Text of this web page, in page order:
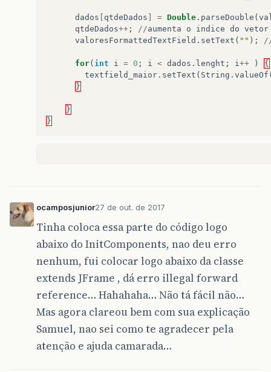
dados [ qtdeDados ] = Double . parseDouble (
qtdeDados++ ; //aumenta o indice do vetor
valoresFormattedTextField . setText ( "" );
for( int i = 0 ; i < dados . lenght ; i ++ )
{
textfield_maior . setText ( String . valueOf
}
}
}
ocamposjunior27 de out. de 2017
Tinha coloca essa parte do código logo
abaixo do InitComponents, nao deu erro
nenhum, fui colocar logo abaixo da classe
extends JFrame , dá erro illegal forward
reference… Hahahaha… Não tá fácil não…
Mas agora clareou bem com sua explicação
Samuel, nao sei como te agradecer pela
atenção e ajuda camarada…